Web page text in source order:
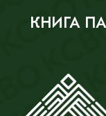
КНИГА